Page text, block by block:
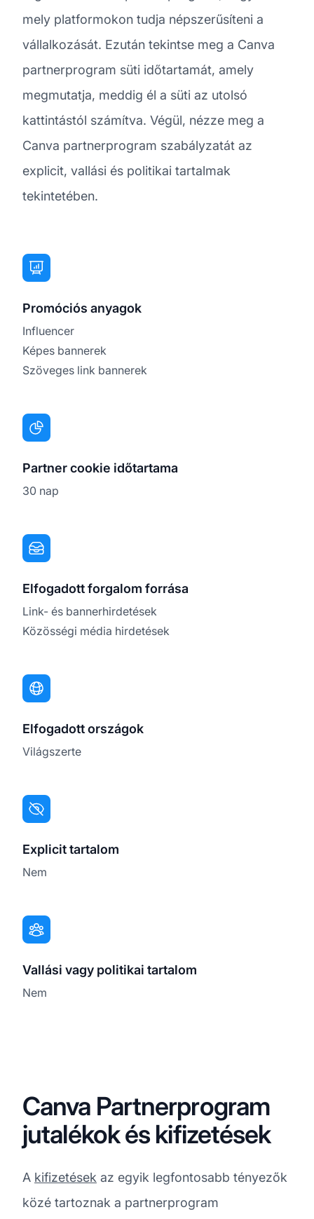
mely platformokon tudja népszerűsíteni a
vállalkozását. Ezután tekintse meg a Canva
partnerprogram süti időtartamát, amely
megmutatja, meddig él a süti az utolsó
kattintástól számítva. Végül, nézze meg a
Canva partnerprogram szabályzatát az
explicit, vallási és politikai tartalmak
tekintetében.
Promóciós anyagok
Influencer
Képes bannerek
Szöveges link bannerek
Partner cookie időtartama
30 nap
Elfogadott forgalom forrása
Link- és bannerhirdetések
Közösségi média hirdetések
Elfogadott országok
Világszerte
Explicit tartalom
Nem
Vallási vagy politikai tartalom
Nem
Canva Partnerprogram
jutalékok és kifizetések
A kifizetések az egyik legfontosabb tényezők
közé tartoznak a partnerprogram